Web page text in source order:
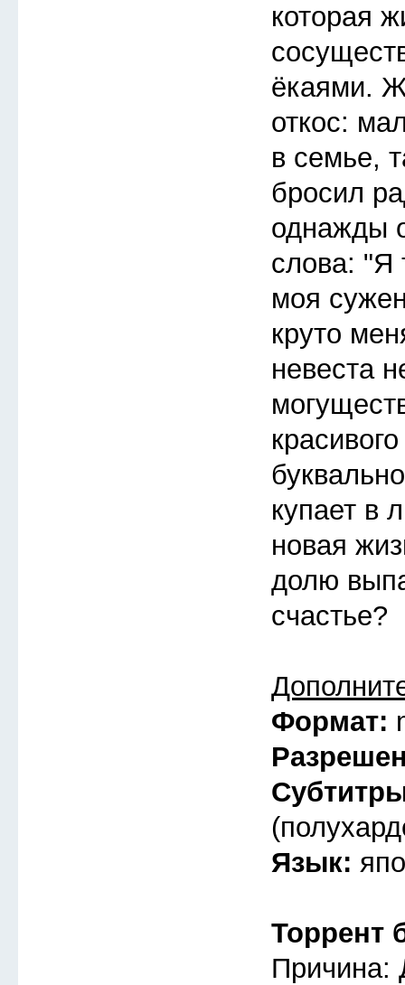
которая
ёкаями.
откос:
в семье,
бросил
однажды
слова: "Я
моя
круто
невеста
купает в
новая
долю
счастье?
Формат:
Язык:
Торрент
Причина: